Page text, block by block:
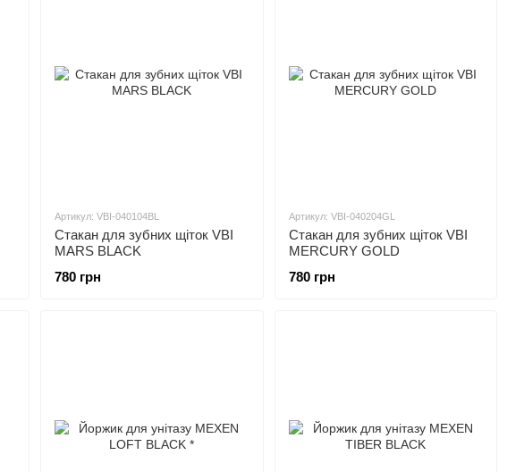
Артикул: VBI-040104BL
Стакан для зубних щіток VBI
MARS BLACK
780 грн
Артикул: VBI-040204GL
Стакан для зубних щіток VBI
MERCURY GOLD
780 грн